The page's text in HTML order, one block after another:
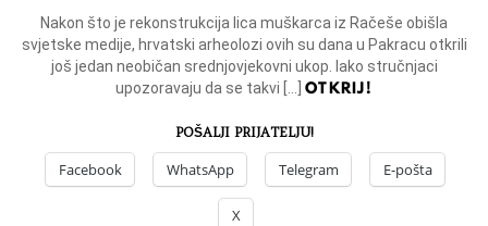
Nakon što je rekonstrukcija lica muškarca iz Račeše obišla
svjetske medije, hrvatski arheolozi ovih su dana u Pakracu otkrili
još jedan neobičan srednjovjekovni ukop. Iako stručnjaci
upozoravaju da se takvi […] OTKRIJ!
POŠALJI PRIJATELJU!
Facebook WhatsApp Telegram E-pošta
X